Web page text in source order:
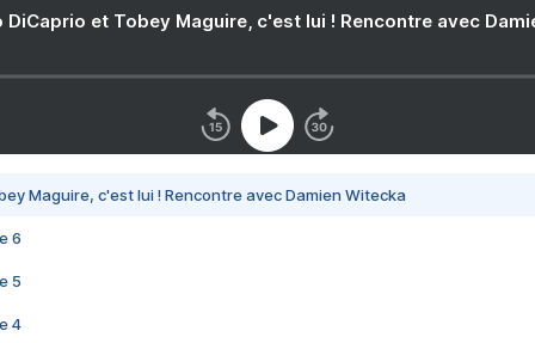
DiCaprio et Tobey Maguire, c'est lui ! Rencontre avec
Maguire, c'est lui ! Rencontre avec Damien Witecka
6
5
4